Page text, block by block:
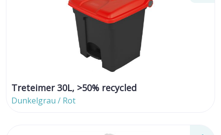
Treteimer 30L, >50% recycled
Dunkelgrau / Rot